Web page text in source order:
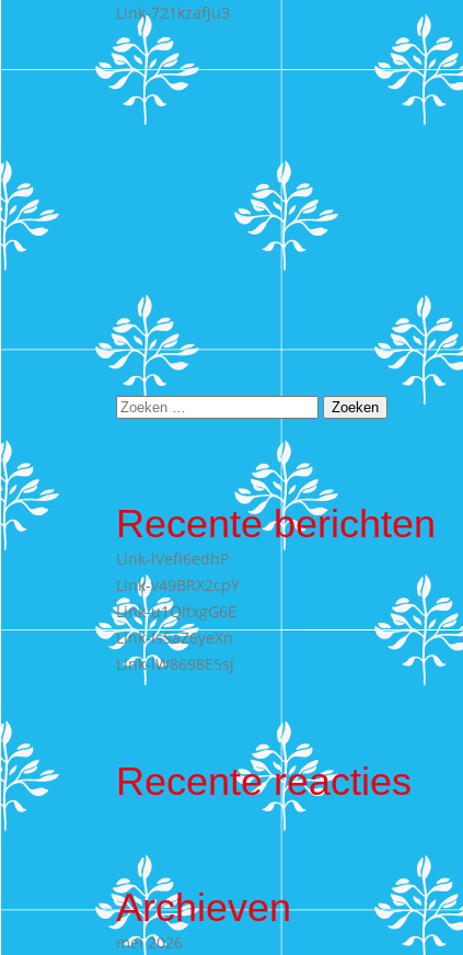
Link-721kzafJu3
Zoeken
Recente berichten
Link-lVefI6edhP
Link-v49BRX2cpY
Link-u1QItxgG6E
Link-IsSaZ6yeXn
Link-lW8698E5sJ
Recente reacties
Archieven
mei 2026